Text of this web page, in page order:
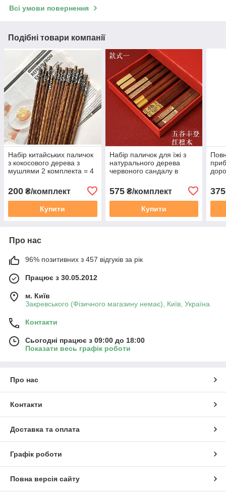
Всі умови повернення
Подібні товари компанії
Набір китайських паличок
з кокосового дерева з
мушлями 2 комплекта = 4
200 ₴/комплект
Купити
Набір паличок для їжі з
натурального дерева
червоного сандалу в
комплектів = 10 шт
575₴/комплект
Купити
375
Про нас
96% позитивних з 457 відгуків за рік
Працює з 30.05.2012
м. Київ
Закревського (Фізичного магазину немає), Київ, Україна
Контакти
Сьогодні працює з 09:00 до 18:00
Показати весь графік роботи
Про нас
Контакти
Доставка та оплата
Графік роботи
Повна версія сайту